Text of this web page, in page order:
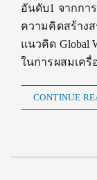
อันดับ1 จากกา
ความคิดสร้างส
แนวคิด Global
ในการผสมเค
CONTINUE